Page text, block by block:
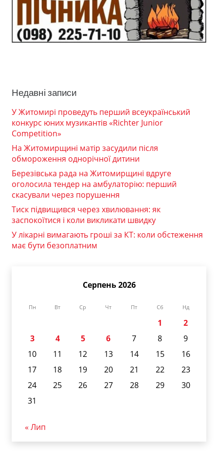
Недавні записи
У Житомирі проведуть перший всеукраїнський
конкурс юних музикантів «Richter Junior
Competition»
На Житомирщині матір засудили після
обмороження однорічної дитини
Березівська рада на Житомирщині вдруге
оголосила тендер на амбулаторію: перший
скасували через порушення
Тиск підвищився через хвилювання: як
заспокоїтися і коли викликати швидку
У лікарні вимагають гроші за КТ: коли обстеження
має бути безоплатним
Серпень 2026
Пн Вт Ср Чт Пт Сб Нд
1
2
3
4 5 6 7 8
9
10
11 12 13 14 15
16
17
18 19 20 21 22
23
24
25 26 27 28 29
30
31
« Лип